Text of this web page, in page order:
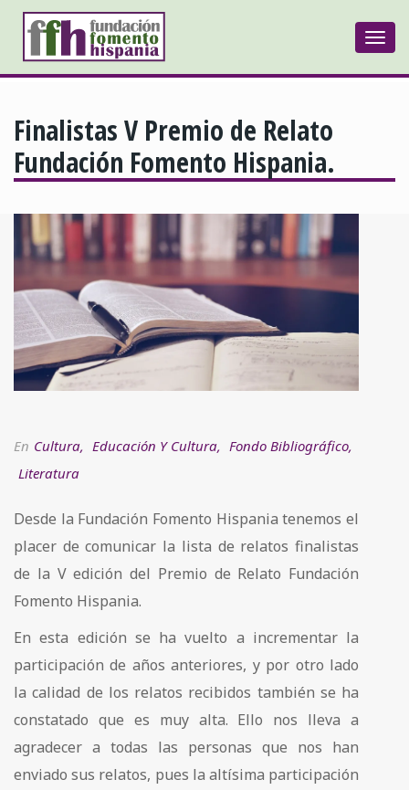
Finalistas V Premio de Relato
Fundación Fomento Hispania.
En Cultura, Educación Y Cultura, Fondo Bibliográfico,
Literatura
Desde la Fundación Fomento Hispania tenemos el
placer de comunicar la lista de relatos finalistas
de la V edición del Premio de Relato Fundación
Fomento Hispania.
En esta edición se ha vuelto a incrementar la
participación de años anteriores, y por otro lado
la calidad de los relatos recibidos también se ha
constatado que es muy alta. Ello nos lleva a
agradecer a todas las personas que nos han
enviado sus relatos, pues la altísima participación